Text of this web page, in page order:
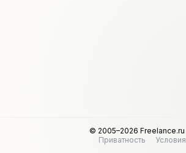
© 2005–2026 Freelance.ru
Приватность
Условия